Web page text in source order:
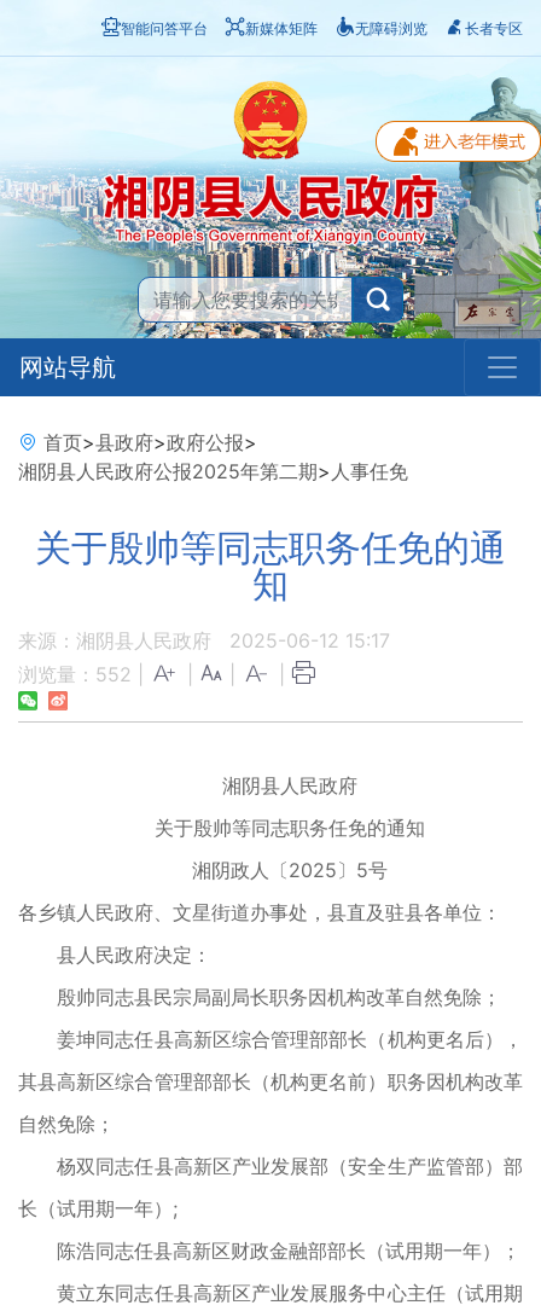
智能问答平台 新媒体矩阵 无障碍浏览 长者专区
网站导航
首页>县政府>政府公报>
湘阴县人民政府公报2025年第二期> 人事任免
关于殷帅等同志职务任免的通
知
来源：湘阴县人民政府
2025-06-12 15:17
浏览量： 552
湘阴县人民政府
关于殷帅等同志职务任免的通知
湘阴政人〔2025〕5号
各乡镇人民政府、文星街道办事处，县直及驻县各单位：
县人民政府决定：
殷帅同志县民宗局副局长职务因机构改革自然免除；
姜坤同志任县高新区综合管理部部长（机构更名后），
其县高新区综合管理部部长（机构更名前）职务因机构改革
自然免除；
杨双同志任县高新区产业发展部（安全生产监管部）部
长（试用期一年）;
陈浩同志任县高新区财政金融部部长（试用期一年）；
黄立东同志任县高新区产业发展服务中心主任（试用期